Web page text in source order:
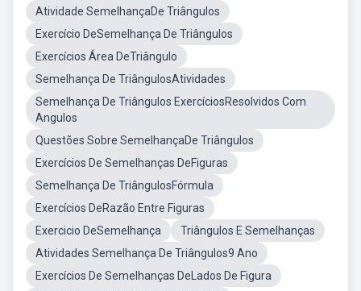
Atividade SemelhançaDe Triângulos
Exercício DeSemelhança De Triângulos
Exercícios Área DeTriângulo
Semelhança De TriângulosAtividades
Semelhança De Triângulos ExercíciosResolvidos Com
Angulos
Questões Sobre SemelhançaDe Triângulos
Exercícios De Semelhanças DeFiguras
Semelhança De TriângulosFórmula
Exercícios DeRazão Entre Figuras
Exercicio DeSemelhança
Triângulos E Semelhanças
Atividades Semelhança De Triângulos9 Ano
Exercícios De Semelhanças DeLados De Figura